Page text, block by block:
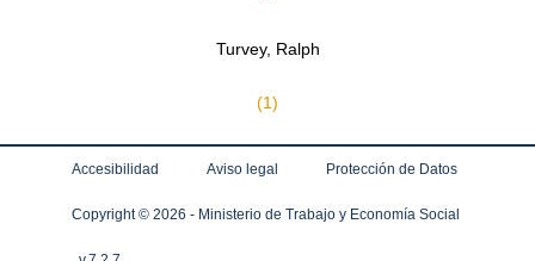
Turvey, Ralph
(1)
Accesibilidad Aviso legal Protección de Datos
Copyright © 2026 - Ministerio de Trabajo y Economía Social